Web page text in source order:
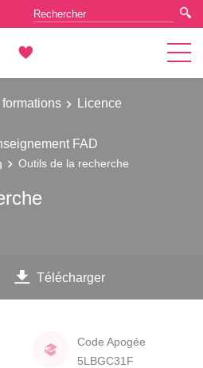
Licence
FAD
Outils de la recherche
Télécharger
Code Apogée
5LBGC31F